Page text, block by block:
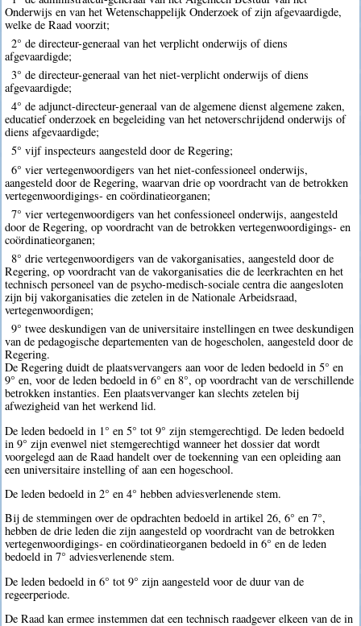
Onderwijs en van het Wetenschappelijk Onderzoek of zijn afgevaardigde,
welke de Raad voorzit;
2° de directeur-generaal van het verplicht onderwijs of diens
afgevaardigde;
3° de directeur-generaal van het niet-verplicht onderwijs of diens
afgevaardigde;
4° de adjunct-directeur-generaal van de algemene dienst algemene zaken,
educatief onderzoek en begeleiding van het netoverschrijdend onderwijs of
diens afgevaardigde;
5° vijf inspecteurs aangesteld door de Regering;
6° vier vertegenwoordigers van het niet-confessioneel onderwijs,
aangesteld door de Regering, waarvan drie op voordracht van de betrokken
vertegenwoordigings- en coördinatieorganen;
7° vier vertegenwoordigers van het confessioneel onderwijs, aangesteld
door de Regering, op voordracht van de betrokken vertegenwoordigings- en
coördinatieorganen;
8° drie vertegenwoordigers van de vakorganisaties, aangesteld door de
Regering, op voordracht van de vakorganisaties die de leerkrachten en het
technisch personeel van de psycho-medisch-sociale centra die aangesloten
zijn bij vakorganisaties die zetelen in de Nationale Arbeidsraad,
vertegenwoordigen;
9° twee deskundigen van de universitaire instellingen en twee deskundigen
van de pedagogische departementen van de hogescholen, aangesteld door de
Regering.
De Regering duidt de plaatsvervangers aan voor de leden bedoeld in 5° en
9° en, voor de leden bedoeld in 6° en 8°, op voordracht van de verschillende
betrokken instanties. Een plaatsvervanger kan slechts zetelen bij
afwezigheid van het werkend lid.
De leden bedoeld in 1° en 5° tot 9° zijn stemgerechtigd. De leden bedoeld
in 9° zijn evenwel niet stemgerechtigd wanneer het dossier dat wordt
voorgelegd aan de Raad handelt over de toekenning van een opleiding aan
een universitaire instelling of aan een hogeschool.
De leden bedoeld in 2° en 4° hebben adviesverlenende stem.
Bij de stemmingen over de opdrachten bedoeld in artikel 26, 6° en 7°,
hebben de drie leden die zijn aangesteld op voordracht van de betrokken
vertegenwoordigings- en coördinatieorganen bedoeld in 6° en de leden
bedoeld in 7° adviesverlenende stem.
De leden bedoeld in 6° tot 9° zijn aangesteld voor de duur van de
regeerperiode.
De Raad kan ermee instemmen dat een technisch raadgever elkeen van de in